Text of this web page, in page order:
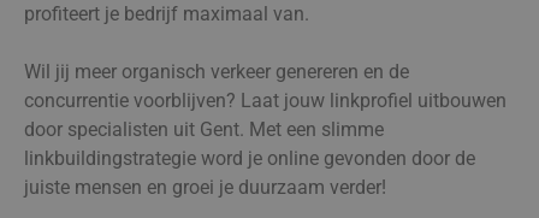
profiteert je bedrijf maximaal van.
Wil jij meer organisch verkeer genereren en de
concurrentie voorblijven? Laat jouw linkprofiel uitbouwen
door specialisten uit Gent. Met een slimme
linkbuildingstrategie word je online gevonden door de
juiste mensen en groei je duurzaam verder!